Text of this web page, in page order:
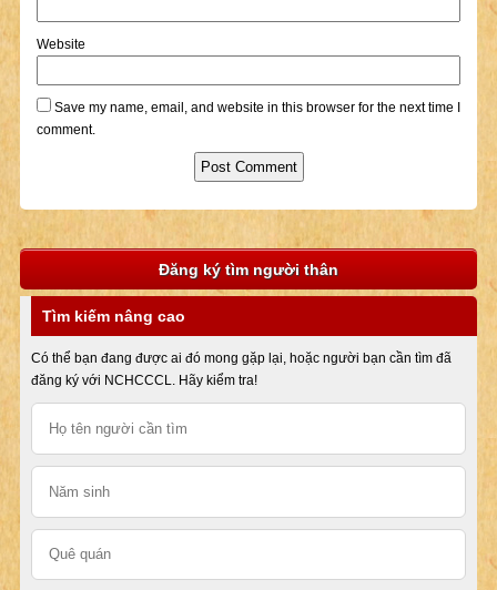
Website
Save my name, email, and website in this browser for the next time I
comment.
Đăng ký tìm người thân
Tìm kiếm nâng cao
Có thể bạn đang được ai đó mong gặp lại, hoặc người bạn cần tìm đã
đăng ký với NCHCCCL. Hãy kiểm tra!